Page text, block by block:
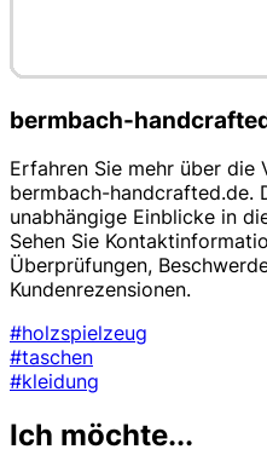
bermbach-
Erfahren Sie mehr über
bermbach-handcrafted.de.
unabhängige Einblicke in
Sehen Sie
Überprüfungen,
Kundenrezensionen.
#holzspielzeug
#taschen
#kleidung
Ich möchte...